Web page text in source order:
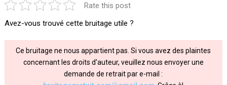
Rate this post
Avez-vous trouvé cette bruitage utile ?
Ce bruitage ne nous appartient pas. Si vous avez des plaintes
concernant les droits d'auteur, veuillez nous envoyer une
demande de retrait par e-mail :